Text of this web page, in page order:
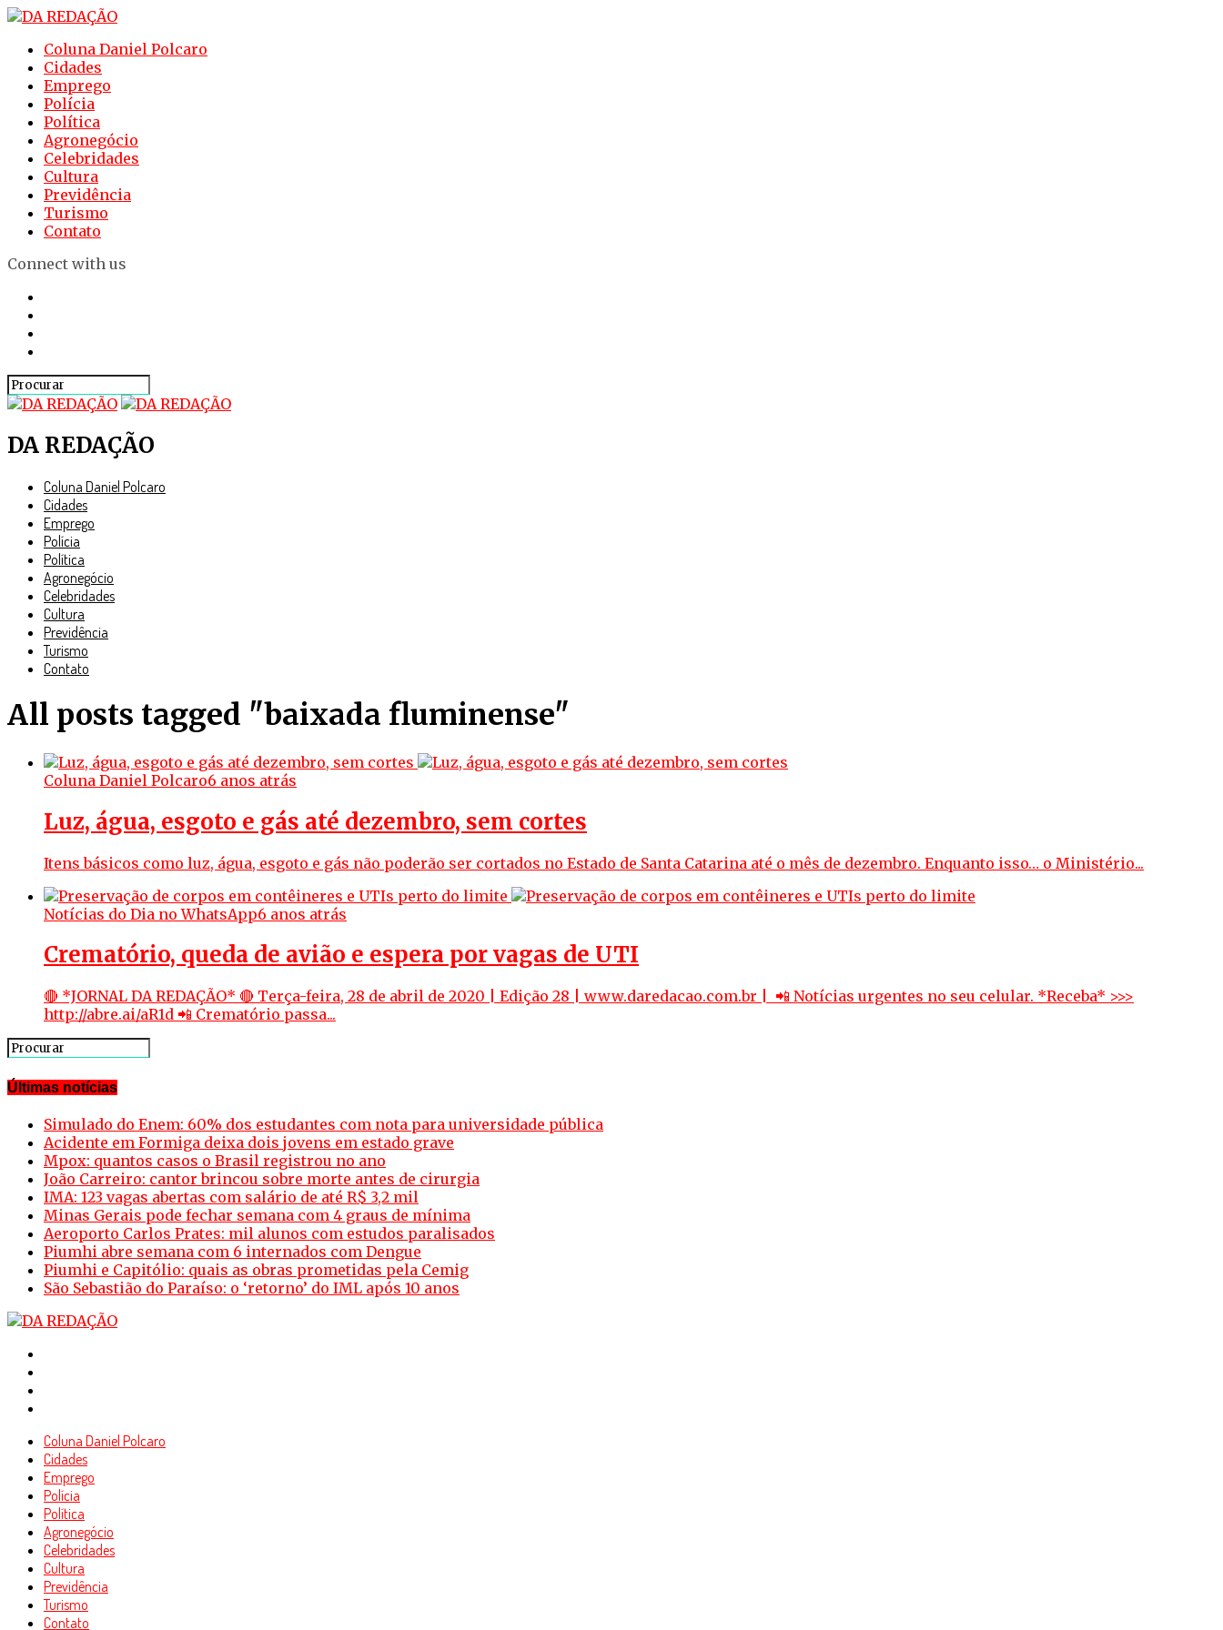
Coluna Daniel Polcaro
Cidades
Emprego
Polícia
Política
Agronegócio
Celebridades
Cultura
Previdência
Turismo
Contato
Connect with us
DA REDAÇÃO
Coluna Daniel Polcaro
Cidades
Emprego
Polícia
Política
Agronegócio
Celebridades
Cultura
Previdência
Turismo
Contato
All posts tagged "baixada fluminense"
Coluna Daniel Polcaro6 anos atrás
Luz, água, esgoto e gás até dezembro, sem cortes
Itens básicos como luz, água, esgoto e gás não poderão ser cortados no Estado de Santa Catarina até o mês de dezembro. Enquanto isso… o Ministério...
Notícias do Dia no WhatsApp6 anos atrás
Crematório, queda de avião e espera por vagas de UTI
🔴 *JORNAL DA REDAÇÃO* 🔴 Terça-feira, 28 de abril de 2020 | Edição 28 | www.daredacao.com.br | 📲 Notícias urgentes no seu celular. *Receba* >>>
http://abre.ai/aR1d 📲 Crematório passa...
Últimas notícias
Simulado do Enem: 60% dos estudantes com nota para universidade pública
Acidente em Formiga deixa dois jovens em estado grave
Mpox: quantos casos o Brasil registrou no ano
João Carreiro: cantor brincou sobre morte antes de cirurgia
IMA: 123 vagas abertas com salário de até R$ 3,2 mil
Minas Gerais pode fechar semana com 4 graus de mínima
Aeroporto Carlos Prates: mil alunos com estudos paralisados
Piumhi abre semana com 6 internados com Dengue
Piumhi e Capitólio: quais as obras prometidas pela Cemig
São Sebastião do Paraíso: o ‘retorno’ do IML após 10 anos
Coluna Daniel Polcaro
Cidades
Emprego
Polícia
Política
Agronegócio
Celebridades
Cultura
Previdência
Turismo
Contato